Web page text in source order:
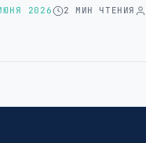
2026 2 МИН ЧТЕНИЯ